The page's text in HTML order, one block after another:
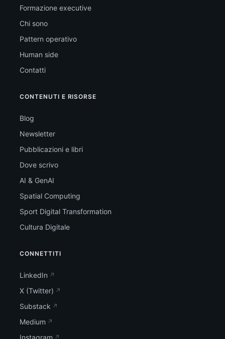
Formazione executive
Chi sono
Pattern operativo
Human side
Contatti
CONTENUTI E RISORSE
Blog
Newsletter
Pubblicazioni e libri
Dove scrivo
AI & GenAI
Spatial Computing
Sport Digital Transformation
Cultura Digitale
CONNETTITI
LinkedIn
X (Twitter)
Substack
Medium
Instagram